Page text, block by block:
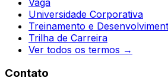
Universidade Corporativa
Treinamento e
Trilha de Carreira
Ver todos os termos →
Contato